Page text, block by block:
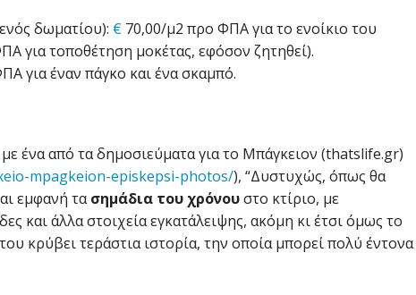
δωματίου): € 70,00/μ2 προ ΦΠΑ για το ενοίκιο του
για τοποθέτηση μοκέτας, εφόσον ζητηθεί).
για έναν πάγκο και ένα σκαμπό.
ένα από τα δημοσιεύματα για το Μπάγκειον (thatslife.gr)
mpagkeion-episkepsi-photos/), “Δυστυχώς, όπως θα
εμφανή τασημάδια του χρόνουστο κτίριο, με
και άλλα στοιχεία εγκατάλειψης, ακόμη κι έτσι όμως το
κρύβει τεράστια ιστορία, την οποία μπορεί πολύ έντονα